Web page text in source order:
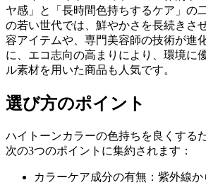
ヤ感」と「長時間色持ちするケア」の
の若い世代では、鮮やかさを長続きさ
容アイテムや、専門美容師の技術が進
に、エコ志向の高まりにより、環境に
ル素材を用いた商品も人気です。
選び方のポイント
ハイトーンカラーの色持ちを良くする
次の3つのポイントに集約されます：
カラーケア成分の有無：紫外線